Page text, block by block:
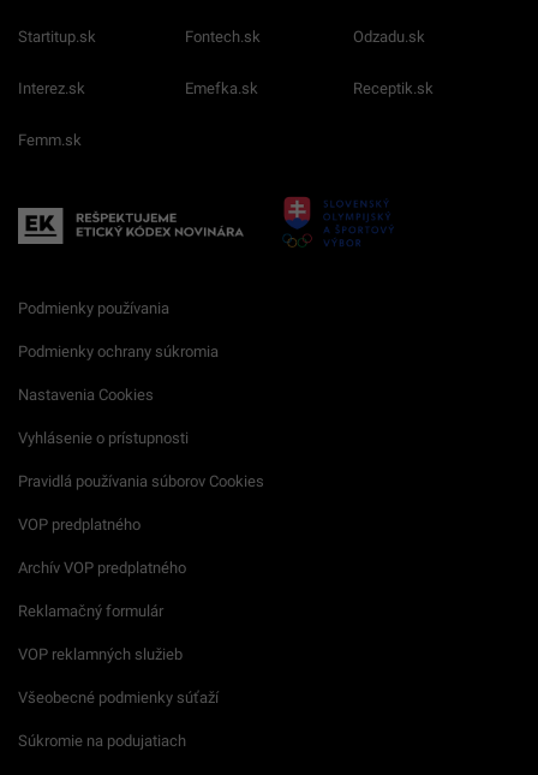
Startitup.sk Fontech.sk Odzadu.sk
Interez.sk Emefka.sk Receptik.sk
Femm.sk
Podmienky používania
Podmienky ochrany súkromia
Nastavenia Cookies
Vyhlásenie o prístupnosti
Pravidlá používania súborov Cookies
VOP predplatného
Archív VOP predplatného
Reklamačný formulár
VOP reklamných služieb
Všeobecné podmienky súťaží
Súkromie na podujatiach